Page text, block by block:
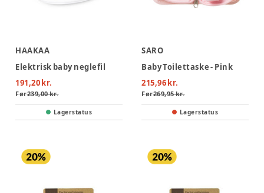
HAAKAA
Elektrisk baby neglefil
191,20 kr.
Før239,00 kr.
Lagerstatus
SARO
Baby Toilettaske - Pink
215,96 kr.
Før269,95 kr.
Lagerstatus